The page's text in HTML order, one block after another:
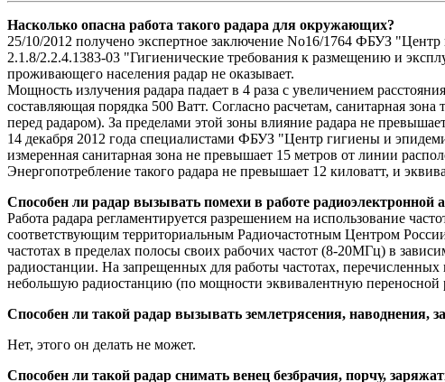
Насколько опасна работа такого радара для окружающих?
25/10/2012 получено экспертное заключение No16/1764 ФБУЗ
2.1.8/2.2.4.1383-03 "Гигиенические требования к размещению и
проживающего населения радар не оказывает.
Мощность излучения радара падает в 4 раза с увеличением
составляющая порядка 500 Ватт. Согласно расчетам, санитарная
перед радаром). За пределами этой зоны влияние радара не
14 декабря 2012 года специалистами ФБУЗ "Центр гигиены и
измеренная санитарная зона не превышает 15 метров от линии
Энергопотребление такого радара не превышает 12 киловатт, и
Способен ли радар вызывать помехи в работе радиоэлектронной
Работа радара регламентируется разрешением на использование
соответствующим территориальным Радиочастотным Центром
частотах в пределах полосы своих рабочих частот (8-20МГц) в
радиостанции. На запрещенных для работы частотах,
небольшую радиостанцию (по мощности эквивалентную переносной
Способен ли такой радар вызывать землетрясения, наводнения,
Нет, этого он делать не может.
Способен ли такой радар снимать венец безбрачия, порчу,